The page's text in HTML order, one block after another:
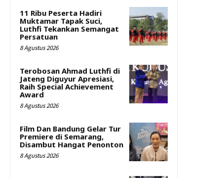
11 Ribu Peserta Hadiri
Muktamar Tapak Suci,
Luthfi Tekankan Semangat
Persatuan
8 Agustus 2026
Terobosan Ahmad Luthfi di
Jateng Diguyur Apresiasi,
Raih Special Achievement
Award
8 Agustus 2026
Film Dan Bandung Gelar Tur
Premiere di Semarang,
Disambut Hangat Penonton
8 Agustus 2026